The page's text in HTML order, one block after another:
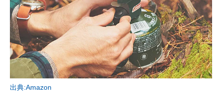
ITエンジニア向け専門サイト
企業向けIT製品の総合サイト
IT製品の技術・比較・事例
製造業のIT導入・活用を支援
出典:Amazon